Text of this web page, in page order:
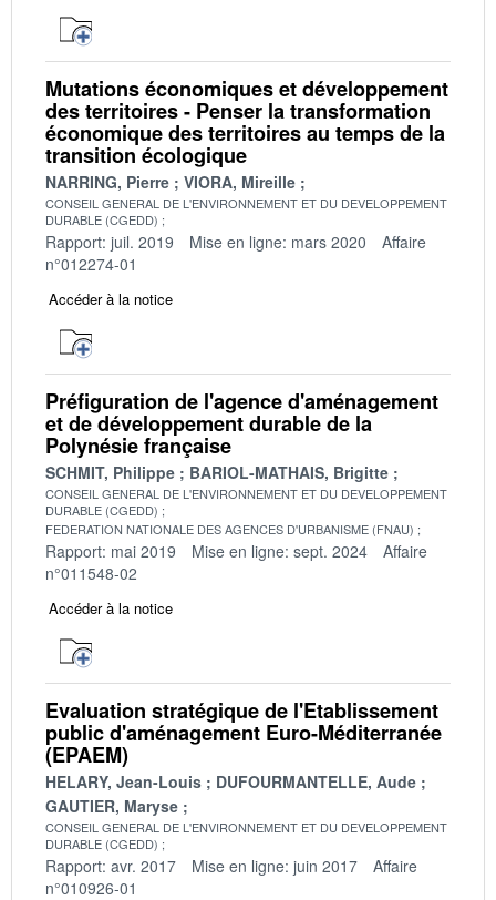
Mutations économiques et développement
des territoires - Penser la transformation
économique des territoires au temps de la
transition écologique
NARRING, Pierre VIORA, Mireille
CONSEIL GENERAL DE L'ENVIRONNEMENT ET DU DEVELOPPEMENT
DURABLE (CGEDD)
Rapport: juil. 2019 Mise en ligne: mars 2020
Affaire
n°012274-01
Accéder à la notice
Préfiguration de l'agence d'aménagement
et de développement durable de la
Polynésie française
SCHMIT, Philippe BARIOL-MATHAIS, Brigitte
CONSEIL GENERAL DE L'ENVIRONNEMENT ET DU DEVELOPPEMENT
DURABLE (CGEDD)
FEDERATION NATIONALE DES AGENCES D'URBANISME (FNAU)
Rapport: mai 2019 Mise en ligne: sept. 2024
Affaire
n°011548-02
Accéder à la notice
Evaluation stratégique de l'Etablissement
public d'aménagement Euro-Méditerranée
(EPAEM)
HELARY, Jean-Louis
DUFOURMANTELLE, Aude
GAUTIER, Maryse
CONSEIL GENERAL DE L'ENVIRONNEMENT ET DU DEVELOPPEMENT
DURABLE (CGEDD)
Rapport: avr. 2017 Mise en ligne: juin 2017
Affaire
n°010926-01